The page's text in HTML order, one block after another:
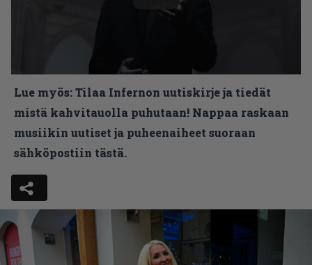
Lue myös:Tilaa Infernon uutiskirje ja tiedät
mistä kahvitauolla puhutaan! Nappaa raskaan
musiikin uutiset ja puheenaiheet suoraan
sähköpostiin tästä.